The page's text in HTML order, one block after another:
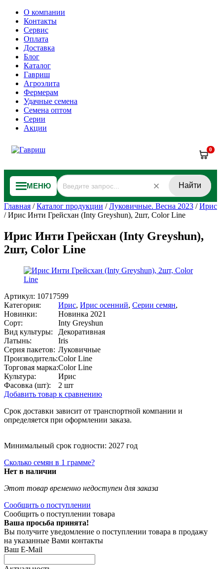
О компании
Контакты
Сервис
Оплата
Доставка
Блог
Каталог
Гавриш
Агроэлита
Фермерам
Удачные семена
Семена оптом
Серии
Акции
0
МЕНЮ Найти
Главная /Каталог продукции /Луковичные. Весна 2023 /Ирис
/Ирис Инти Грейсхан (Inty Greyshun), 2шт, Color Line
Ирис Инти Грейсхан (Inty Greyshun),
2шт, Color Line
Артикул: 10717599
Категория:
Ирис, Ирис осенний, Серии семян,
Новинки:
Новинка 2021
Сорт:
Inty Greyshun
Вид культуры:
Декоративная
Латынь:
Iris
Серия пакетов: Луковичные
Производитель:Color Line
Торговая марка:Color Line
Культура:
Ирис
Фасовка (шт):
2 шт
Добавить товар к сравнению
Срок доставки зависит от транспортной компании и
определяется при оформлении заказа.
Минимальный срок годности: 2027 год
Сколько семян в 1 грамме?
Нет в наличии
Этот товар временно недоступен для заказа
Сообщить о поступлении
Сообщить о поступлении товара
Ваша просьба принята!
Вы получите уведомление о поступлении товара в продажу
на указанные Вами контакты
Ваш E-Mail